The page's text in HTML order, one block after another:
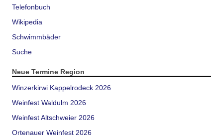
Telefonbuch
Wikipedia
Schwimmbäder
Suche
Neue Termine Region
Winzerkirwi Kappelrodeck 2026
Weinfest Waldulm 2026
Weinfest Altschweier 2026
Ortenauer Weinfest 2026